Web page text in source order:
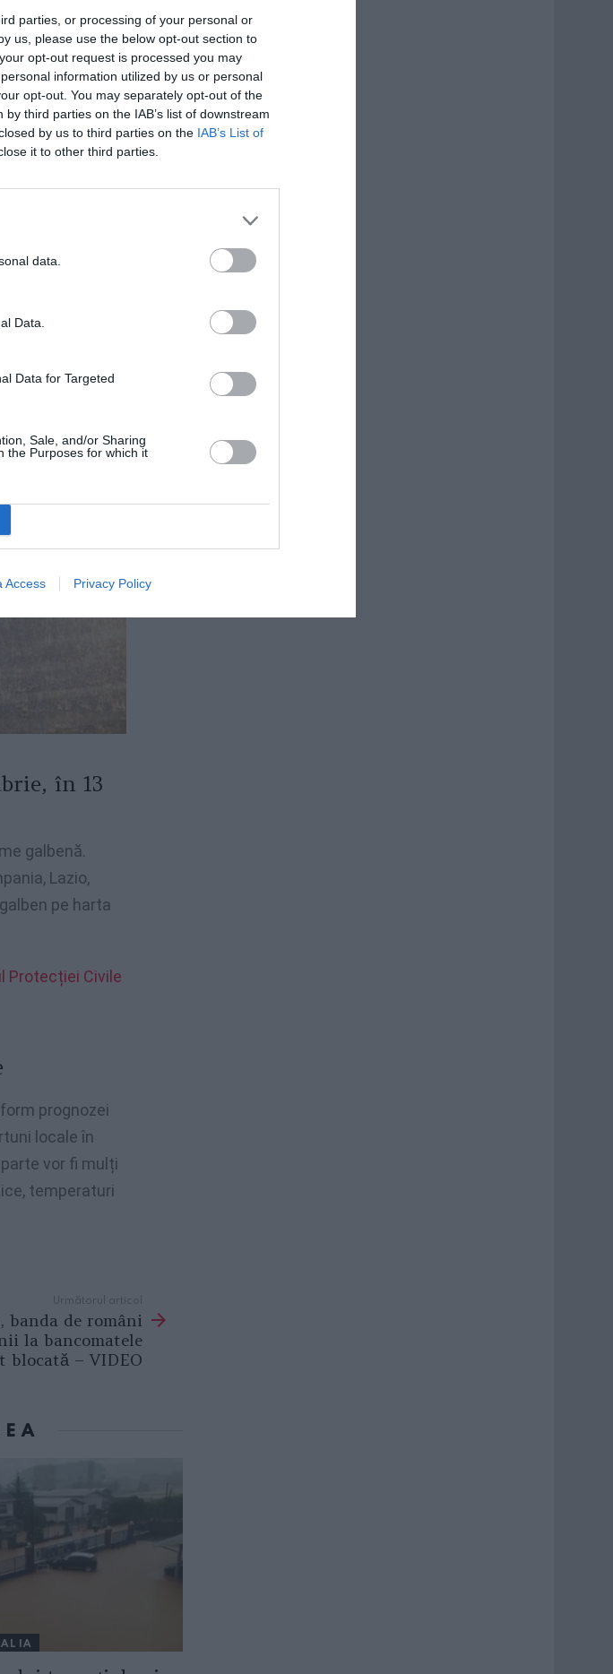
parties, or processing of your personal or
us, please use the below opt-out section to
opt-out request is processed you may
information utilized by us or personal
opt-out. You may separately opt-out of the
third parties on the IAB’s list of downstream
by us to third parties on the IAB’s List of
it to other third parties.
data.
Data.
Data for Targeted
Sale, and/or Sharing
the Purposes for which it
Access Privacy Policy
Trentino Alto
Toscana,
mâine,
zone din
în
Orobie.
în 13
galbenă.
Lazio,
pe harta
Protecției Civile
prognozei
locale în
vor fi mulți
temperaturi
Următorul articol
banda de români
la bancomatele
blocată – VIDEO